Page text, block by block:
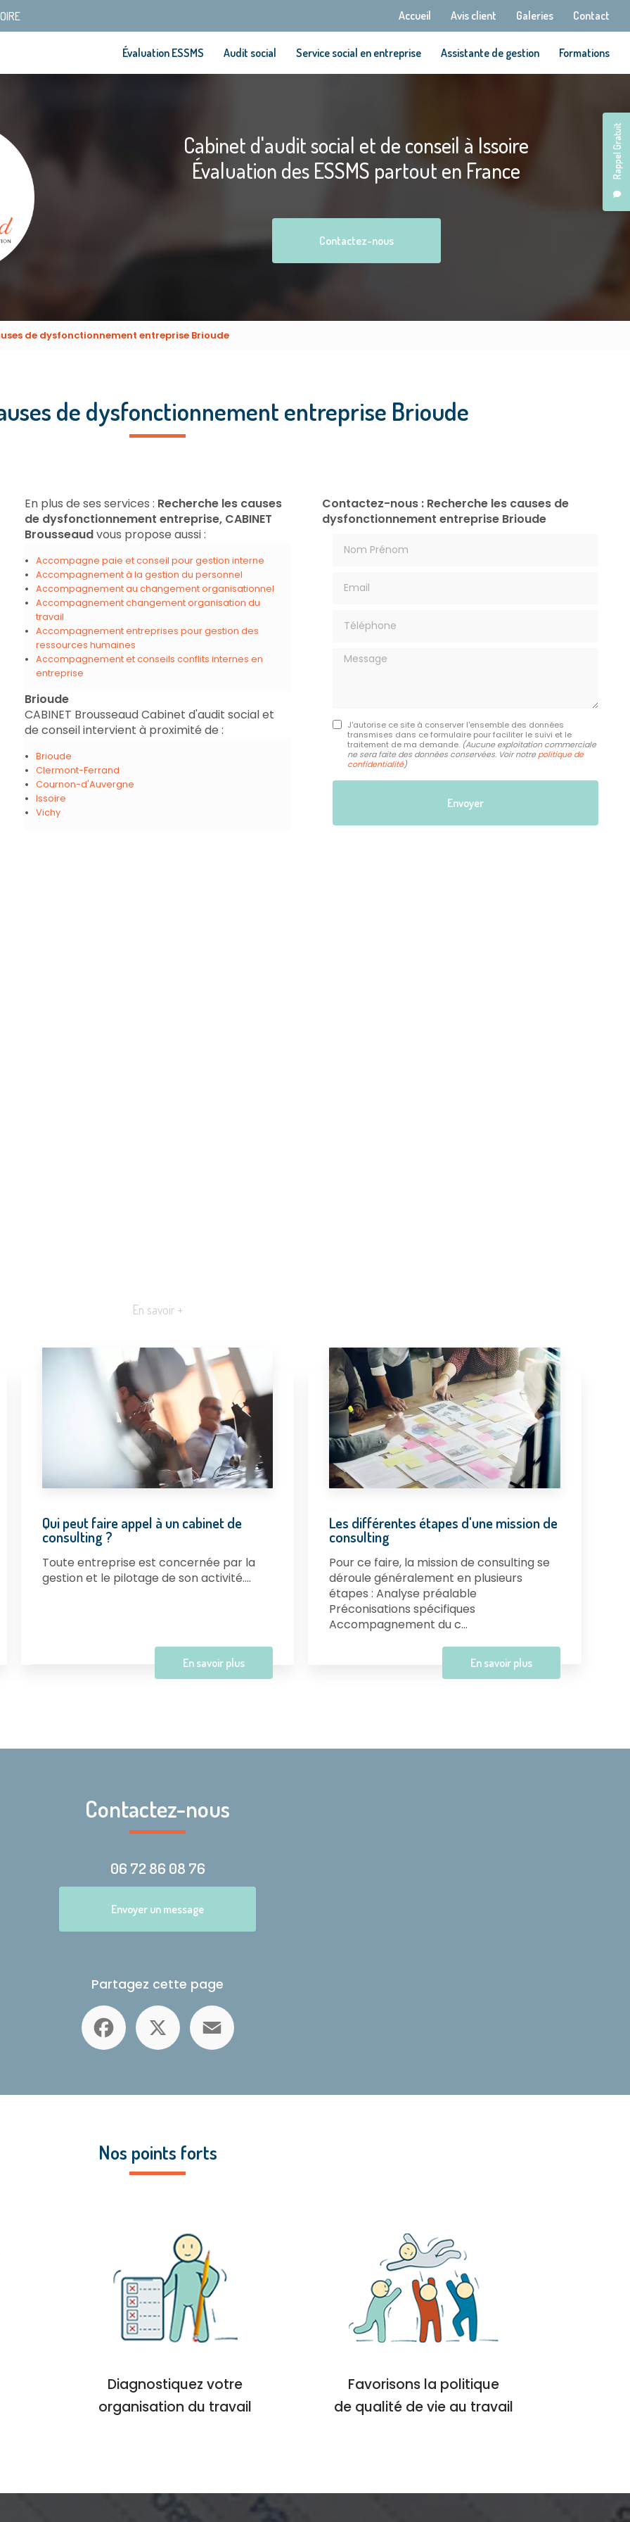
Navigation secondaire
Accueil Avis client Galeries Contact
Rappel Gratuit
Évaluation ESSMS
Audit social Service social en entreprise Assistante de gestion Formations
Cabinet d'audit social et de conseil à Issoire
Évaluation des ESSMS partout en France
Contactez-nous
de dysfonctionnement entreprise Brioude
de dysfonctionnement entreprise Brioude
En plus de ses services : Recherche les causes
de dysfonctionnement entreprise, CABINET
Brousseaudvous propose aussi :
Accompagne paie et conseil pour gestion interne
Accompagnement à la gestion du personnel
Accompagnement au changement organisationnel
Accompagnement changement organisation du
travail
Accompagnement entreprises pour gestion des
ressources humaines
Accompagnement et conseils conflits internes en
entreprise
Brioude
CABINET Brousseaud Cabinet d'audit social et
de conseil intervient à proximité de :
Brioude
Clermont-Ferrand
Cournon-d'Auvergne
Issoire
Vichy
Contactez-nous : Recherche les causes de
dysfonctionnement entreprise Brioude
Message
J'autorise ce site à conserver l'ensemble des données
transmises dans ce formulaire pour faciliter le suivi et le
traitement de ma demande. (Aucune exploitation commerciale
ne sera faite des données conservées. Voir notrepolitique de
confidentialité)
En savoir +
Qui peut faire appel à un cabinet de
consulting ?
Toute entreprise est concernée par la
gestion et le pilotage de son activité....
En savoir plus
Les différentes étapes d'une mission de
consulting
Pour ce faire, la mission de consulting se
déroule généralement en plusieurs
étapes : Analyse préalable
Préconisations spécifiques
Accompagnement du c...
En savoir plus
Contactez-nous
06 72 86 08 76
Envoyer un message
Partagez cette page
Facebook
Nos points forts
Diagnostiquez votre
organisation du travail
Favorisons la politique
de qualité de vie au travail